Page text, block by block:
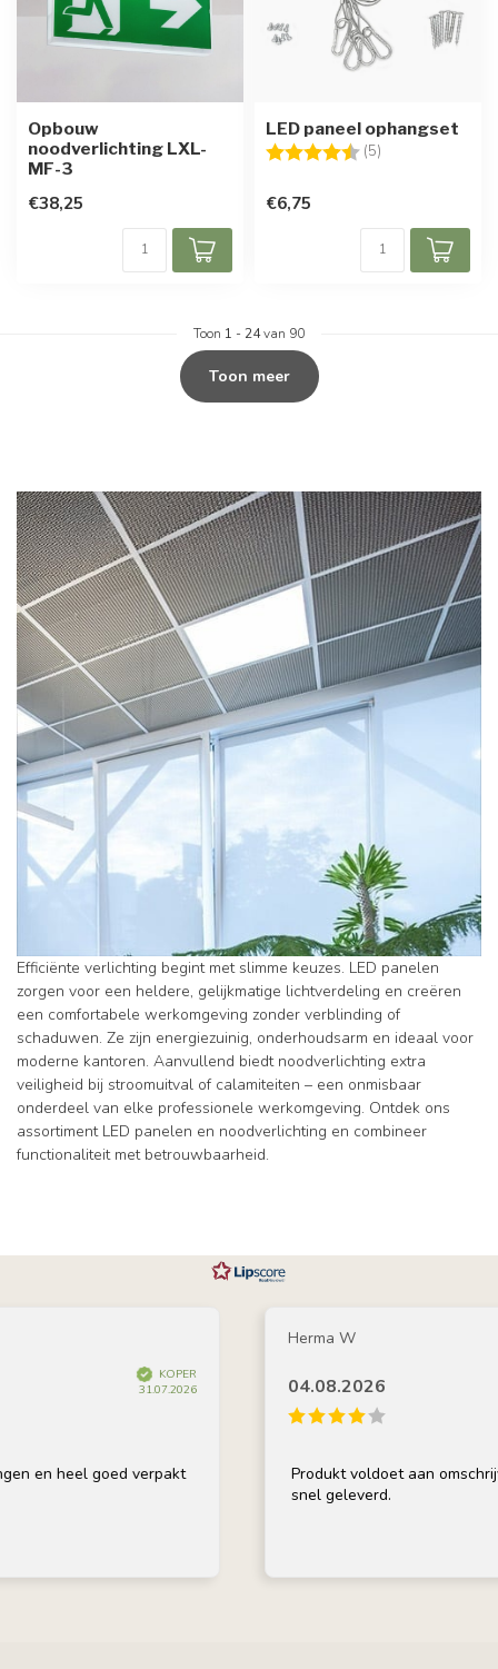
Opbouw
noodverlichting LXL-
MF-3
€38,25
LED paneel ophangset
Beoordeling: (5)
€6,75
Toon 1 - 24van 90
Toon meer
Efficiënte verlichting begint met slimme keuzes. LED panelen
zorgen voor een heldere, gelijkmatige lichtverdeling en creëren
een comfortabele werkomgeving zonder verblinding of
schaduwen. Ze zijn energiezuinig, onderhoudsarm en ideaal voor
moderne kantoren. Aanvullend biedt noodverlichting extra
veiligheid bij stroomuitval of calamiteiten – een onmisbaar
onderdeel van elke professionele werkomgeving. Ontdek ons
assortiment LED panelen en noodverlichting en combineer
functionaliteit met betrouwbaarheid.
KOPER
31.07.2026
heel goed verpakt
Herma W
04.08.2026
Produkt voldoet aan omschrijving,
snel geleverd.